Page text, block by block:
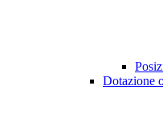
Dotazione